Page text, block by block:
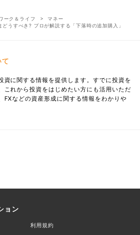
ーク＆ライフ
マネー
うすべき? プロが解説する「下落時の追加購入」
資に関する情報を提供します。すでに投資を
これから投資をはじめたい方にも活用いただ
FXなどの資産形成に関する情報をわかりや
ョン
利用規約